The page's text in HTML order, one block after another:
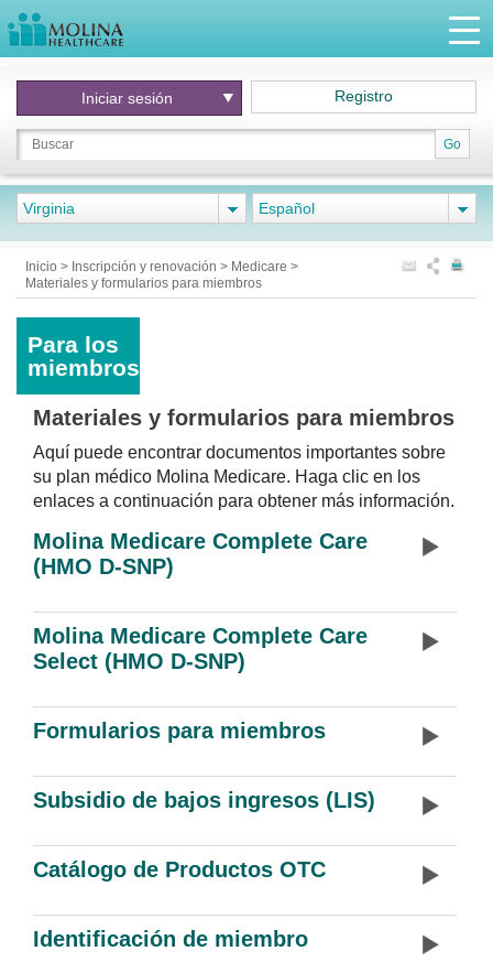
Go
Iniciar sesión Registro
Virginia Español
Inicio > Inscripción y renovación > Medicare >
Materiales y formularios para miembros
Para los
miembros
Materiales y formularios para miembros
Aquí puede encontrar documentos importantes sobre
su plan médico Molina Medicare. Haga clic en los
enlaces a continuación para obtener más información.
Molina Medicare Complete Care
(HMO D-SNP)
Molina Medicare Complete Care
Select (HMO D-SNP)
Formularios para miembros
Subsidio de bajos ingresos (LIS)
Catálogo de Productos OTC
Identificación de miembro